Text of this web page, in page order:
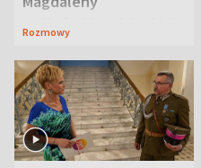
Waligórskiej-Lisieckiej.
Rozmowy